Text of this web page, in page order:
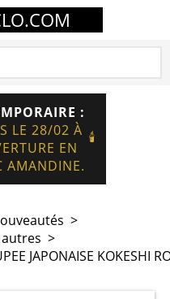
:
LE 28/02 À
EN
AMANDINE.
🕯️
>
>
JAPONAISE KOKESHI